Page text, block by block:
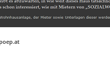
poep.at